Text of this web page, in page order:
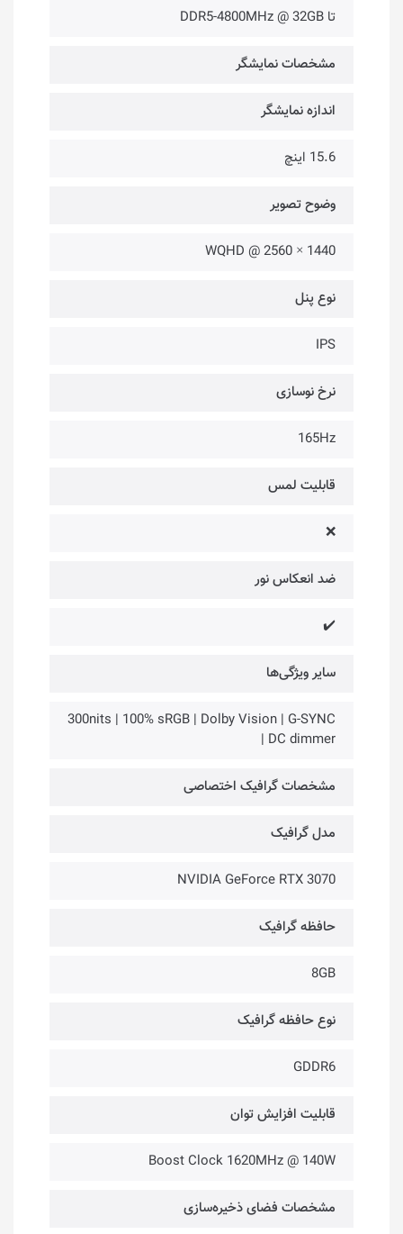
تا DDR5-4800MHz @ 32GB
مشخصات نمایشگر
اندازه نمایشگر
15.6 اینچ
وضوح تصویر
1440 × 2560 @ WQHD
نوع پنل
IPS
نرخ نوسازی
165Hz
قابلیت لمس
❌
ضد انعکاس نور
✔️
سایر ویژگی‌ها
300nits | 100% sRGB | Dolby Vision | G-SYNC
| DC dimmer
مشخصات گرافیک اختصاصی
مدل گرافیک
NVIDIA GeForce RTX 3070
حافظه گرافیک
8GB
نوع حافظه گرافیک
GDDR6
قابلیت افزایش توان
Boost Clock 1620MHz @ 140W
مشخصات فضای ذخیره‌سازی